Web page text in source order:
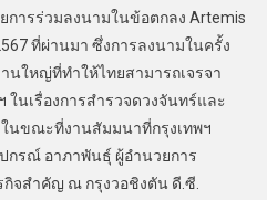
การร่วมลงนามในข้อตกลง Artemis
ที่ผ่านมา ซึ่งการลงนามในครั้ง
นใหญ่ที่ทำให้ไทยสามารถเจรจา
ในเรื่องการสำรวจดวงจันทร์และ
ในขณะที่งานสัมมนาที่กรุงเทพฯ
กรณ์ อาภาพันธุ์ ผู้อำนวยการ
กิจสำคัญ ณ กรุงวอชิงตัน ดี.ซี.